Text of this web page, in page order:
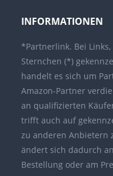
INFORMATIONEN
*Partnerlink. Bei
Sternchen (*)
handelt es sich um
Amazon-Partner
an qualifizierten
trifft auch auf
zu anderen Anbietern
ändert sich dadurch
Bestellung oder am